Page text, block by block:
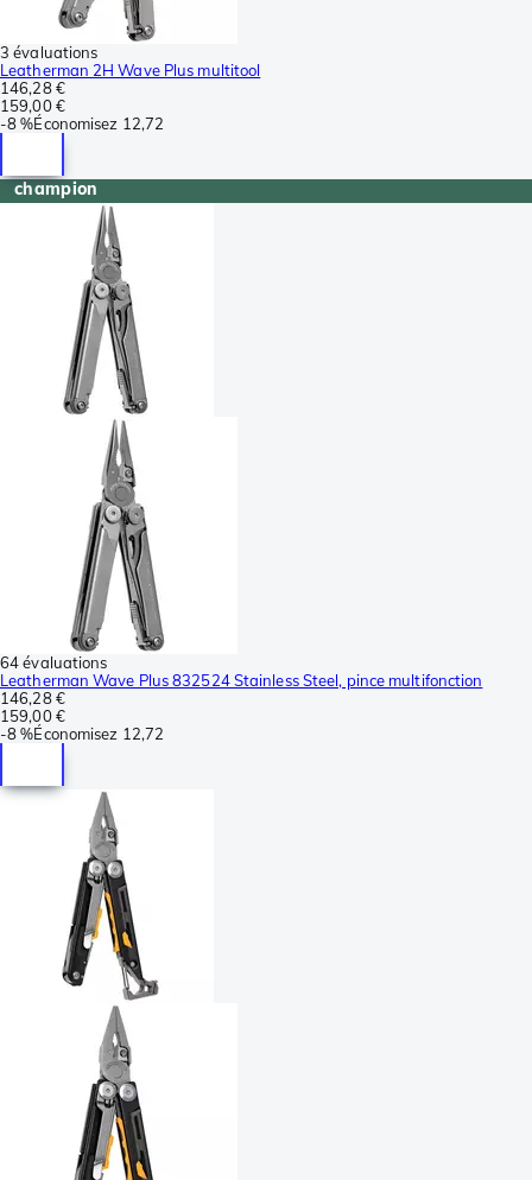
3 évaluations
Leatherman 2H Wave Plus multitool
146,28 €
159,00 €
-8 %Économisez 12,72
champion
64 évaluations
Leatherman Wave Plus 832524 Stainless Steel, pince multifonction
146,28 €
159,00 €
-8 %Économisez 12,72